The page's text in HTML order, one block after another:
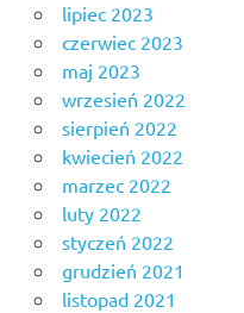
lipiec 2023
czerwiec 2023
maj 2023
wrzesień 2022
sierpień 2022
kwiecień 2022
marzec 2022
luty 2022
styczeń 2022
grudzień 2021
listopad 2021